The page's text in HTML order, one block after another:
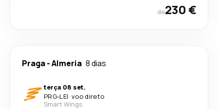
de230 €
Praga-Almeria 8 dias
terça 08 set.
PRG-LEI· voo direto
Smart Wings